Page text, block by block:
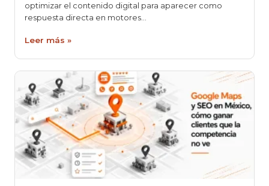
optimizar el contenido digital para aparecer como
respuesta directa en motores…
Leer más »